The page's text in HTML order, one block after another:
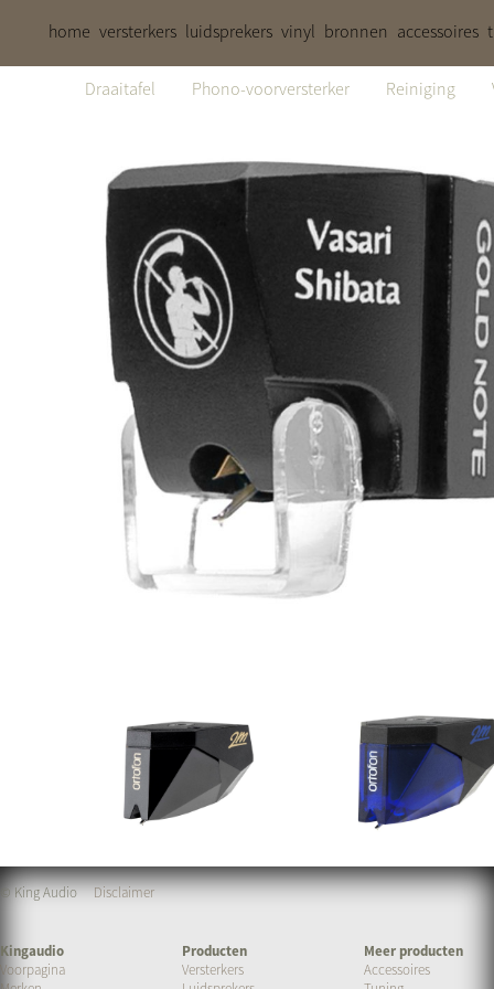
home versterkers luidsprekers vinyl bronnen accessoires
Draaitafel Phono-voorversterker Reiniging
© King AudioDisclaimer
Kingaudio
Voorpagina
Producten
Versterkers
Meer producten
Accessoires